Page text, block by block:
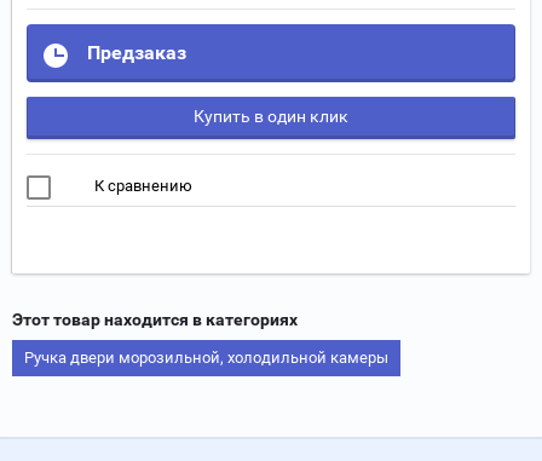
Предзаказ
Купить в один клик
К сравнению
Этот товар находится в категориях
Ручка двери морозильной, холодильной камеры